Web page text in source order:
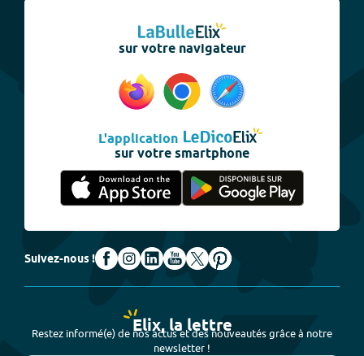
sur votre navigateur
L'application
sur votre smartphone
Suivez-nous !
Elix, la lettre
Restez informé(e) de nos actus et des nouveautés grâce à notre
newsletter !